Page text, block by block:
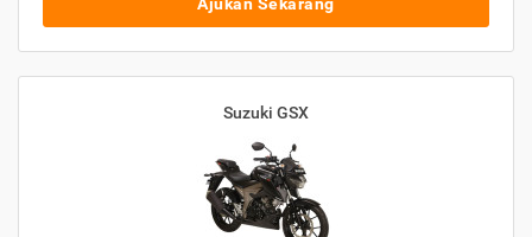
Ajukan Sekarang
Suzuki GSX